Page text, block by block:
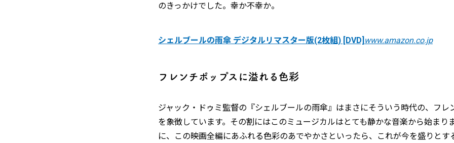
のきっかけでした。幸か不幸か。
シェルブールの雨傘 デジタルリマスター版(2枚組) [DVD] www.amazon.co.jp
フレンチポップスに溢れる色彩
ジャック・ドゥミ監督の『シェルブールの雨傘』はまさにそういう時代の、フレ
を象徴しています。その割にはこのミュージカルはとても静かな音楽から始まり
に、この映画全編にあふれる色彩のあでやかさといったら、これが今を盛りとす